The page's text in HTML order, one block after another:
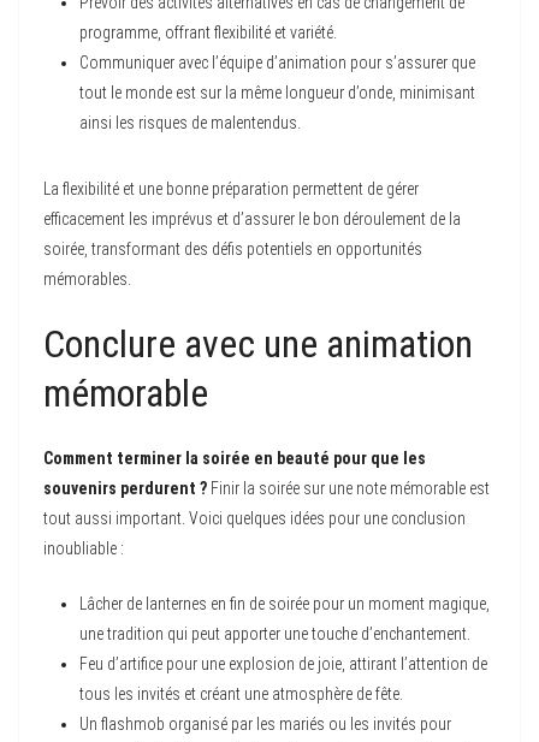
programme, offrant flexibilité et variété.
Communiquer avec l’équipe d’animation pour s’assurer que
tout le monde est sur la même longueur d’onde, minimisant
ainsi les risques de malentendus.
La flexibilité et une bonne préparation permettent de gérer
efficacement les imprévus et d’assurer le bon déroulement de la
soirée, transformant des défis potentiels en opportunités
mémorables.
Conclure avec une animation
mémorable
Comment terminer la soirée en beauté pour que les
souvenirs perdurent ? Finir la soirée sur une note mémorable est
tout aussi important. Voici quelques idées pour une conclusion
inoubliable :
Lâcher de lanternes en fin de soirée pour un moment magique,
une tradition qui peut apporter une touche d’enchantement.
Feu d’artifice pour une explosion de joie, attirant l’attention de
tous les invités et créant une atmosphère de fête.
Un flashmob organisé par les mariés ou les invités pour